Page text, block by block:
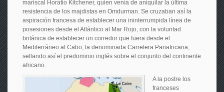
mariscal Horatio Kitchener, quien venía de aniquilar la última
resistencia de los majdistas en Omdurman. Se cruzaban así la
aspiración francesa de establecer una ininterrumpida línea de
posesiones desde el Atlántico al Mar Rojo, con la voluntad
británica de establecer un corredor que fuera desde el
Mediterráneo al Cabo, la denominada Carretera Panafricana,
sellando así el predominio inglés sobre el conjunto del continente
africano.
A la postre los
franceses